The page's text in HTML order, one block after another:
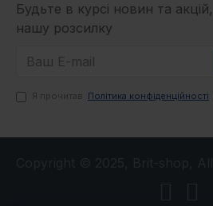
Будьте в курсі новин та
нашу розсилку
Я прочитав Політика конфіденційності